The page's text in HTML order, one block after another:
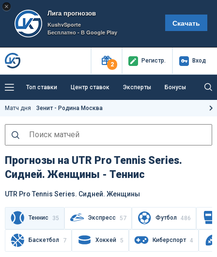
×
Лига прогнозов
KushvSporte
Бесплатно - В Google Play
Скачать
2
Регистр. Вход
Топ ставки Центр ставок Эксперты Бонусы
Тренды Букмекеры
Матч дня Зенит - Родина Москва
Прогнозы на UTR Pro Tennis Series.
Сидней. Женщины - Теннис
UTR Pro Tennis Series. Сидней. Женщины
Теннис 35 Экспресс 57 Футбол 486
Баскетбол 7 Хоккей 5 Киберспорт 4